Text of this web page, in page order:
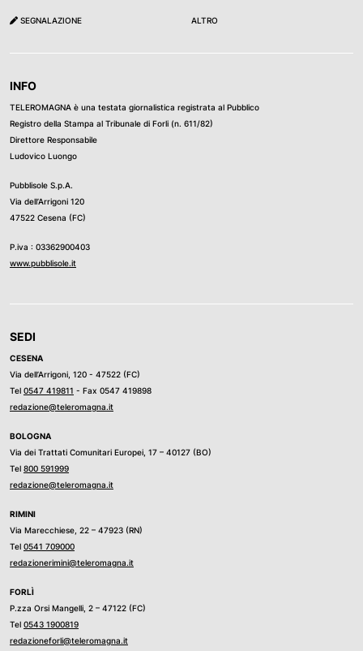
SEGNALAZIONE ALTRO
INFO
TELEROMAGNA è una testata giornalistica registrata al Pubblico
Registro della Stampa al Tribunale di Forli (n. 611/82)
Direttore Responsabile
Ludovico Luongo
Pubblisole S.p.A.
Via dell’Arrigoni 120
47522 Cesena (FC)
P.iva : 03362900403
www.pubblisole.it
SEDI
CESENA
Via dell’Arrigoni, 120 - 47522 (FC)
Tel 0547 419811 - Fax 0547 419898
redazione@teleromagna.it
BOLOGNA
Via dei Trattati Comunitari Europei, 17 – 40127 (BO)
Tel 800 591999
redazione@teleromagna.it
RIMINI
Via Marecchiese, 22 – 47923 (RN)
Tel 0541 709000
redazionerimini@teleromagna.it
FORLÌ
P.zza Orsi Mangelli, 2 – 47122 (FC)
Tel 0543 1900819
redazioneforli@teleromagna.it